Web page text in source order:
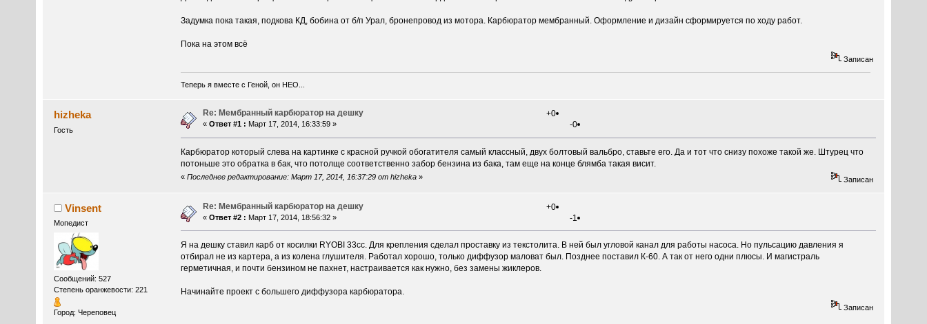
Задумка пока такая, подкова КД, бобина от б/п Урал, бронепровод из мотора. Карбюратор мембранный. Оформление и дизайн сформируется по ходу работ.
Пока на этом всё
Записан
Теперь я вместе с Геной, он НЕО...
hizheka
Гость
Re: Мембранный карбюратор на дешку
« Ответ #1 : Март 17, 2014, 16:33:59 »
+0
-0
Карбюратор который слева на картинке с красной ручкой обогатителя самый классный, двух болтовый вальбро, ставьте его. Да и тот что снизу похоже такой же. Штурец что
потоньше это обратка в бак, что потолще соответственно забор бензина из бака, там еще на конце блямба такая висит.
« Последнее редактирование: Март 17, 2014, 16:37:29 от hizheka» Записан
Vinsent
Мопедист
Сообщений: 527
Степень оранжевости: 221
Город: Череповец
Re: Мембранный карбюратор на дешку
« Ответ #2 : Март 17, 2014, 18:56:32 »
+0
-1
Я на дешку ставил карб от косилки RYOBI 33сс. Для крепления сделал проставку из текстолита. В ней был угловой канал для работы насоса. Но пульсацию давления я
отбирал не из картера, а из колена глушителя. Работал хорошо, только диффузор маловат был. Позднее поставил К-60. А так от него одни плюсы. И магистраль
герметичная, и почти бензином не пахнет, настраивается как нужно, без замены жиклеров.
Начинайте проект с большего диффузора карбюратора.
Записан